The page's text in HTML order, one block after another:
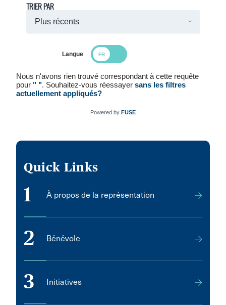
TRIER PAR
Langue
Search Results
Nous n'avons rien trouvé correspondant à cette requête
pour " ". Souhaitez-vous réessayer sans les filtres
actuellement appliqués?
Powered by FUSE
Quick Links
1 À propos de la représentation
2 Bénévole
3 Initiatives